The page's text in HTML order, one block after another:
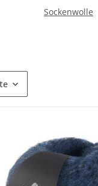
Sockenwolle